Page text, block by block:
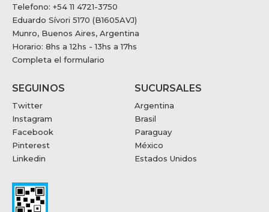
Telefono: +54 11 4721-3750
Eduardo Sívori 5170 (B1605AVJ)
Munro, Buenos Aires, Argentina
Horario: 8hs a 12hs - 13hs a 17hs
Completa el formulario
SEGUINOS
Twitter
Instagram
Facebook
Pinterest
Linkedin
SUCURSALES
Argentina
Brasil
Paraguay
México
Estados Unidos